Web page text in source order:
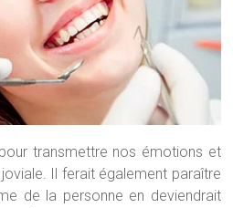
transmettre nos émotions et
Il ferait également paraître
de la personne en deviendrait